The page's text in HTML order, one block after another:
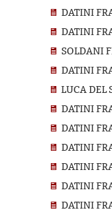
DATINI
DATINI
SOLDANI
DATINI
LUCA
DATINI
DATINI
DATINI
DATINI
DATINI
DATINI